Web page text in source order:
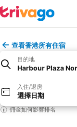
查看香港所有住宿
目的地
Harbour Plaza
入住/退房
選擇日期
佣金如何影響排名